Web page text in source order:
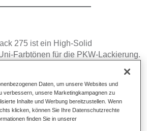
275 ist ein High-Solid
Farbtönen für die PKW-Lackierung.
Daten, um unsere Websites und
verbessern, unsere Marketingkampagnen zu
Inhalte und Werbung bereitzustellen. Wenn
klicken, können Sie Ihre Datenschutzrechte
finden Sie in unserer